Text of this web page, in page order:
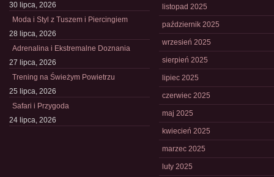
30 lipca, 2026
Moda i Styl z Tuszem i Piercingiem
28 lipca, 2026
Adrenalina i Ekstremalne Doznania
27 lipca, 2026
Trening na Świeżym Powietrzu
25 lipca, 2026
Safari i Przygoda
24 lipca, 2026
listopad 2025
październik 2025
wrzesień 2025
sierpień 2025
lipiec 2025
czerwiec 2025
maj 2025
kwiecień 2025
marzec 2025
luty 2025